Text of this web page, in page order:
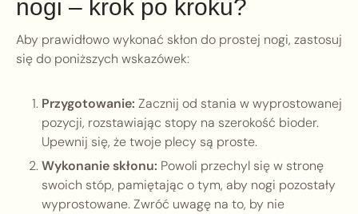
nogi – krok po kroku?
Aby prawidłowo wykonać skłon do prostej nogi, zastosuj
się do poniższych wskazówek:
Przygotowanie: Zacznij od stania w wyprostowanej
pozycji, rozstawiając stopy na szerokość bioder.
Upewnij się, że twoje plecy są proste.
Wykonanie skłonu: Powoli przechyl się w stronę
swoich stóp, pamiętając o tym, aby nogi pozostały
wyprostowane. Zwróć uwagę na to, by nie